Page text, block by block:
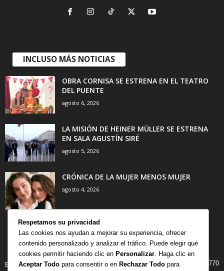
INCLUSO MÁS NOTICIAS
OBRA CORNISA SE ESTRENA EN EL TEATRO
DEL PUENTE
agosto 6, 2026
LA MISIÓN DE HEINER MÜLLER SE ESTRENA
EN SALA AGUSTÍN SIRÉ
agosto 5, 2026
CRÓNICA DE LA MUJER MENOS MUJER
agosto 4, 2026
CATEGORÍA POPULAR
BIBLIOTECA 770
Respetamos su privacidad
Las cookies nos ayudan a mejorar su experiencia, ofrecer
contenido personalizado y analizar el tráfico. Puede elegir qué
cookies permitir haciendo clic en Personalizar . Haga clic en
Aceptar Todo para consentir o en Rechazar Todo para